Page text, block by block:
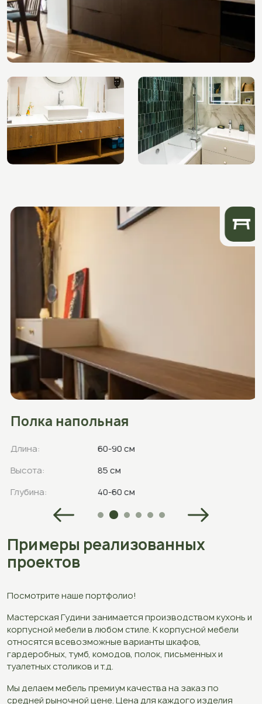
Полка напольная
Длина:
60-90 см
Высота:
85 см
Глубина:
40-60 см
Примеры реализованных
проектов
Посмотрите наше портфолио!
Мастерская Гудини занимается производством кухонь и
корпусной мебели в любом стиле. К корпусной мебели
относятся всевозможные варианты шкафов,
гардеробных, тумб, комодов, полок, письменных и
туалетных столиков и т.д.
Мы делаем мебель премиум качества на заказ по
средней рыночной цене. Цена для каждого изделия